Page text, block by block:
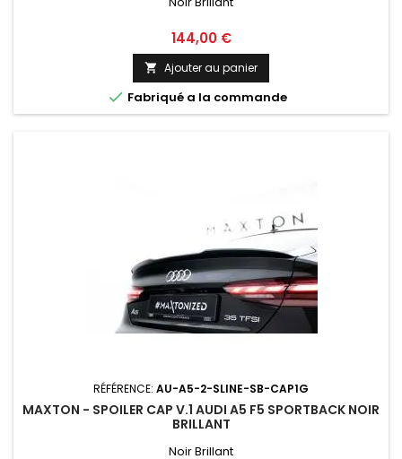
Prix
144,00 €
 Ajouter au panier
 Fabriqué a la commande
RÉFÉRENCE: AU-A5-2-SLINE-SB-CAP1G
MAXTON - SPOILER CAP V.1 AUDI A5 F5 SPORTBACK NOIR
BRILLANT
Noir Brillant